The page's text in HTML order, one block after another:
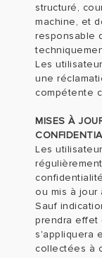
structuré,
machine, et
responsable
Les
une
compétente
MISES À
Les
ou mis à jour
Sauf
prendra effet
s'appliquera
collectées à